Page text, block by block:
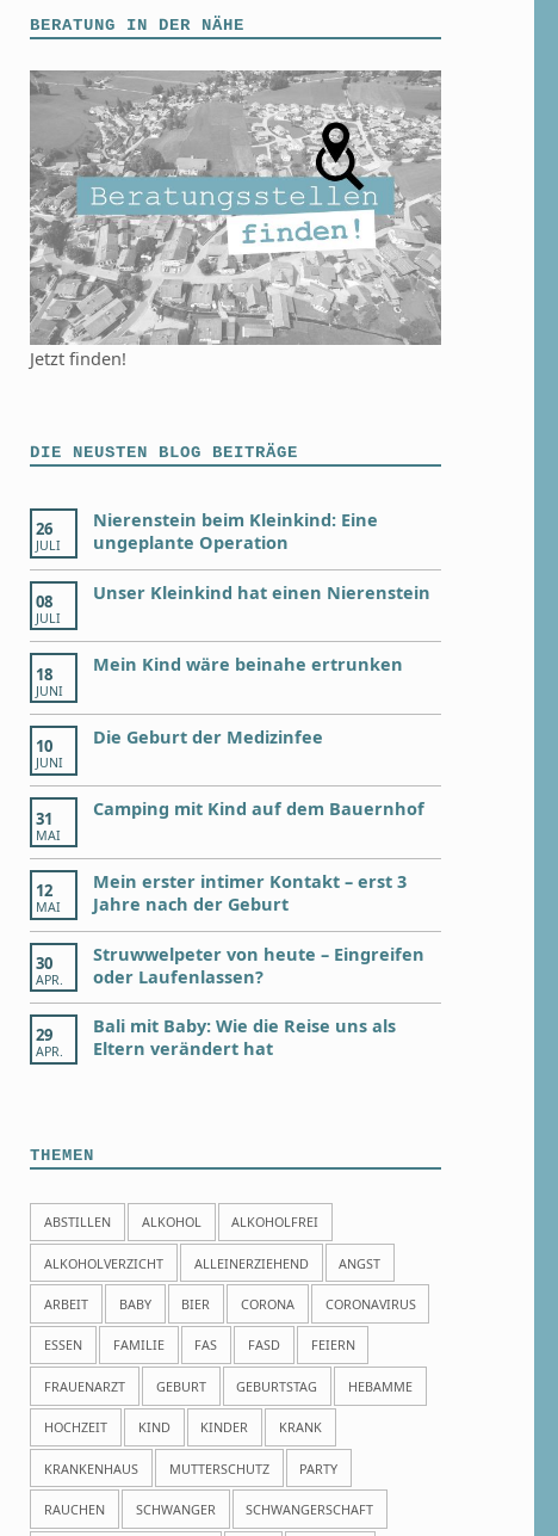
BERATUNG IN DER NÄHE
Jetzt finden!
DIE NEUSTEN BLOG BEITRÄGE
26
JULI
Nierenstein beim Kleinkind: Eine
ungeplante Operation
08
JULI
Unser Kleinkind hat einen Nierenstein
18
JUNI
Mein Kind wäre beinahe ertrunken
10
JUNI
Die Geburt der Medizinfee
31
MAI
Camping mit Kind auf dem Bauernhof
12
MAI
Mein erster intimer Kontakt – erst 3
Jahre nach der Geburt
30
APR.
Struwwelpeter von heute – Eingreifen
oder Laufenlassen?
29
APR.
Bali mit Baby: Wie die Reise uns als
Eltern verändert hat
THEMEN
ABSTILLEN ALKOHOL ALKOHOLFREI
ALKOHOLVERZICHT ALLEINERZIEHEND ANGST
ARBEIT BABY BIER CORONA CORONAVIRUS
ESSEN FAMILIE FAS FASD FEIERN
FRAUENARZT GEBURT GEBURTSTAG HEBAMME
HOCHZEIT KIND KINDER KRANK
KRANKENHAUS MUTTERSCHUTZ PARTY
RAUCHEN SCHWANGER SCHWANGERSCHAFT